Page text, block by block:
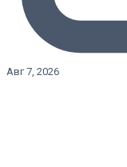
Авг 7, 2026